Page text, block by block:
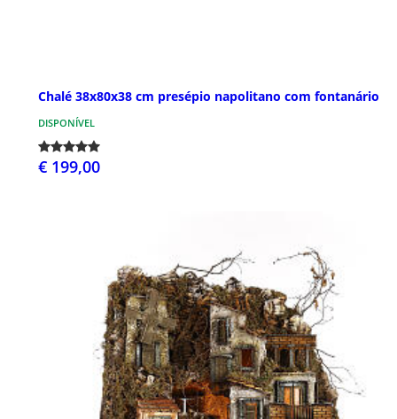
Chalé 38x80x38 cm presépio napolitano com fontanário
DISPONÍVEL
€ 199,00